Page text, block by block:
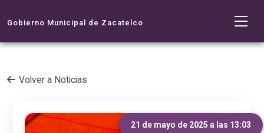
Gobierno Municipal de Zacatelco
Volver a Noticias
21 de mayo de 2025 a las 13:03